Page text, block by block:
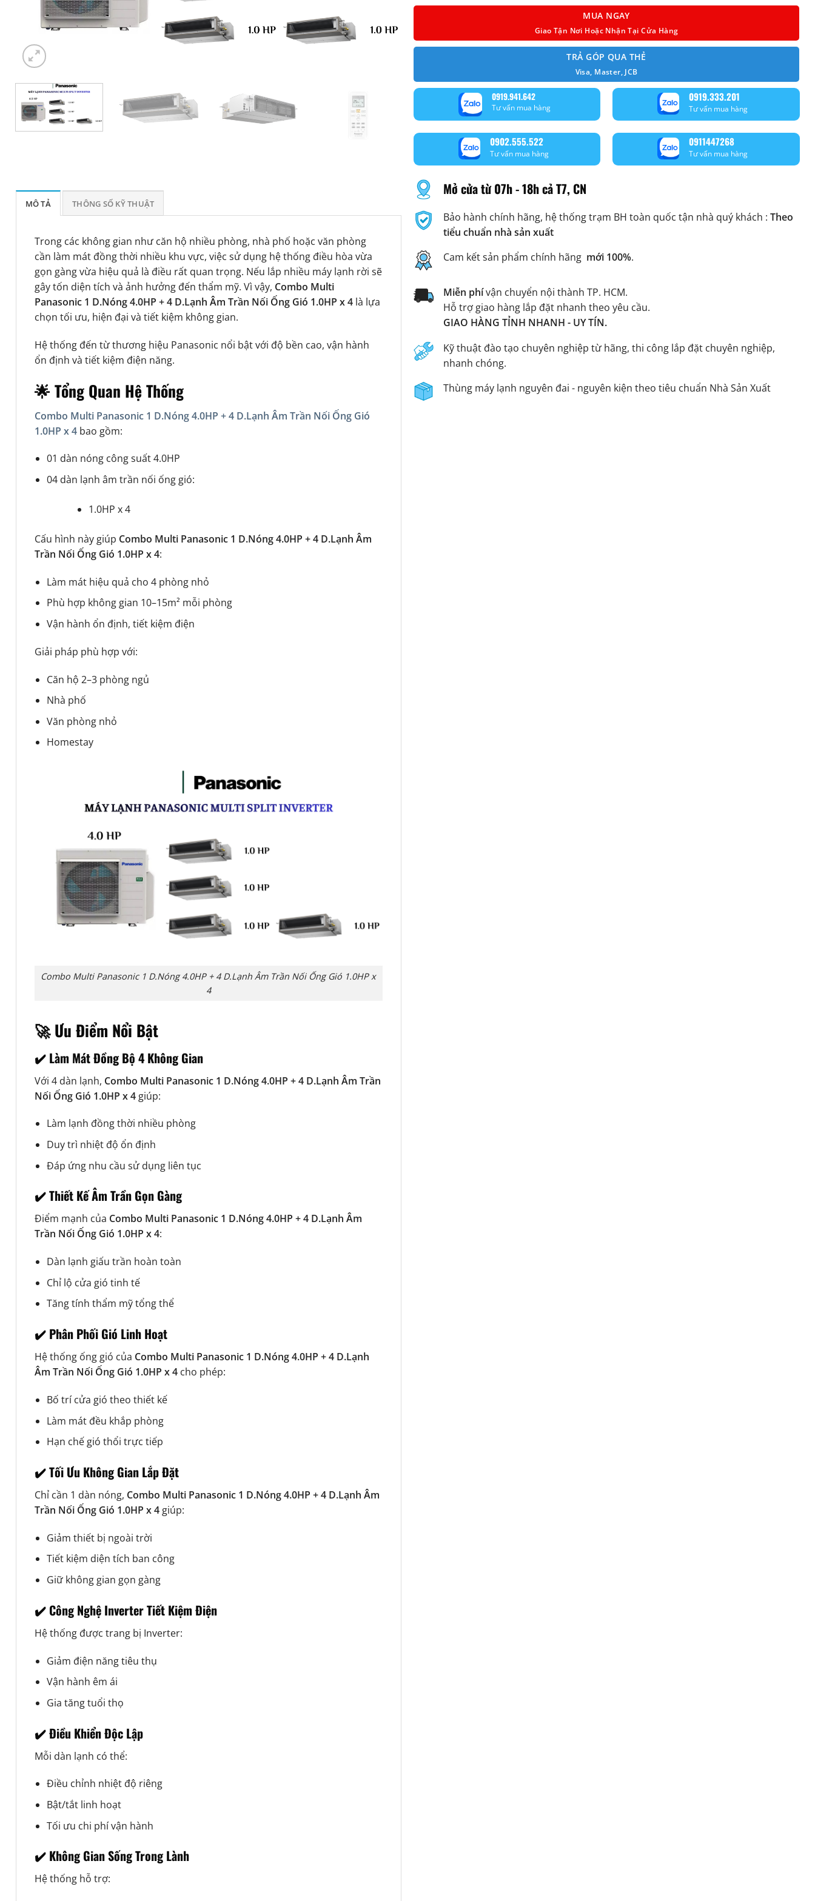
MÔ TẢ THÔNG SỐ KỸ THUẬT
Trong các không gian như căn hộ nhiều phòng, nhà phố hoặc văn phòng
cần làm mát đồng thời nhiều khu vực, việc sử dụng hệ thống điều hòa vừa
gọn gàng vừa hiệu quả là điều rất quan trọng. Nếu lắp nhiều máy lạnh rời sẽ
gây tốn diện tích và ảnh hưởng đến thẩm mỹ. Vì vậy, Combo Multi
Panasonic 1 D.Nóng 4.0HP + 4 D.Lạnh Âm Trần Nối Ống Gió 1.0HP x 4là lựa
chọn tối ưu, hiện đại và tiết kiệm không gian.
Hệ thống đến từ thương hiệu Panasonic nổi bật với độ bền cao, vận hành
ổn định và tiết kiệm điện năng.
🌟 Tổng Quan Hệ Thống
Combo Multi Panasonic 1 D.Nóng 4.0HP + 4 D.Lạnh Âm Trần Nối Ống Gió
1.0HP x 4bao gồm:
01 dàn nóng công suất 4.0HP
04 dàn lạnh âm trần nối ống gió:
1.0HP x 4
Cấu hình này giúp Combo Multi Panasonic 1 D.Nóng 4.0HP + 4 D.Lạnh Âm
Trần Nối Ống Gió 1.0HP x 4:
Làm mát hiệu quả cho 4 phòng nhỏ
Phù hợp không gian 10–15m² mỗi phòng
Vận hành ổn định, tiết kiệm điện
Giải pháp phù hợp với:
Căn hộ 2–3 phòng ngủ
Nhà phố
Văn phòng nhỏ
Homestay
Combo Multi Panasonic 1 D.Nóng 4.0HP + 4 D.Lạnh Âm Trần Nối Ống Gió 1.0HP x
4
🚀 Ưu Điểm Nổi Bật
✔️ Làm Mát Đồng Bộ 4 Không Gian
Với 4 dàn lạnh, Combo Multi Panasonic 1 D.Nóng 4.0HP + 4 D.Lạnh Âm Trần
Nối Ống Gió 1.0HP x 4giúp:
Làm lạnh đồng thời nhiều phòng
Duy trì nhiệt độ ổn định
Đáp ứng nhu cầu sử dụng liên tục
✔️ Thiết Kế Âm Trần Gọn Gàng
Điểm mạnh của Combo Multi Panasonic 1 D.Nóng 4.0HP + 4 D.Lạnh Âm
Trần Nối Ống Gió 1.0HP x 4:
Dàn lạnh giấu trần hoàn toàn
Chỉ lộ cửa gió tinh tế
Tăng tính thẩm mỹ tổng thể
✔️ Phân Phối Gió Linh Hoạt
Hệ thống ống gió của Combo Multi Panasonic 1 D.Nóng 4.0HP + 4 D.Lạnh
Âm Trần Nối Ống Gió 1.0HP x 4cho phép:
Bố trí cửa gió theo thiết kế
Làm mát đều khắp phòng
Hạn chế gió thổi trực tiếp
✔️ Tối Ưu Không Gian Lắp Đặt
Chỉ cần 1 dàn nóng, Combo Multi Panasonic 1 D.Nóng 4.0HP + 4 D.Lạnh Âm
Trần Nối Ống Gió 1.0HP x 4giúp:
Giảm thiết bị ngoài trời
Tiết kiệm diện tích ban công
Giữ không gian gọn gàng
✔️ Công Nghệ Inverter Tiết Kiệm Điện
Hệ thống được trang bị Inverter:
Giảm điện năng tiêu thụ
Vận hành êm ái
Gia tăng tuổi thọ
✔️ Điều Khiển Độc Lập
Mỗi dàn lạnh có thể:
Điều chỉnh nhiệt độ riêng
Bật/tắt linh hoạt
Tối ưu chi phí vận hành
✔️ Không Gian Sống Trong Lành
Hệ thống hỗ trợ:
MUA NGAY
Giao Tận Nơi Hoặc Nhận Tại Cửa Hàng
TRẢ GÓP QUA THẺ
Visa, Master, JCB
0919.941.642
Tư vấn mua hàng
0919.333.201
Tư vấn mua hàng
0902.555.522
Tư vấn mua hàng
0911447268
Tư vấn mua hàng
Mở cửa từ 07h - 18h cả T7, CN
Bảo hành chính hãng, hệ thống trạm BH toàn quốc tận nhà quý khách : Theo
tiểu chuẩn nhà sản xuất
Cam kết sản phẩm chính hãng mới 100%.
Miễn phívận chuyển nội thành TP. HCM.
Hỗ trợ giao hàng lắp đặt nhanh theo yêu cầu.
GIAO HÀNG TỈNH NHANH - UY TÍN.
Kỹ thuật đào tạo chuyên nghiệp từ hãng, thi công lắp đặt chuyên nghiệp,
nhanh chóng.
Thùng máy lạnh nguyên đai - nguyên kiện theo tiêu chuẩn Nhà Sản Xuất